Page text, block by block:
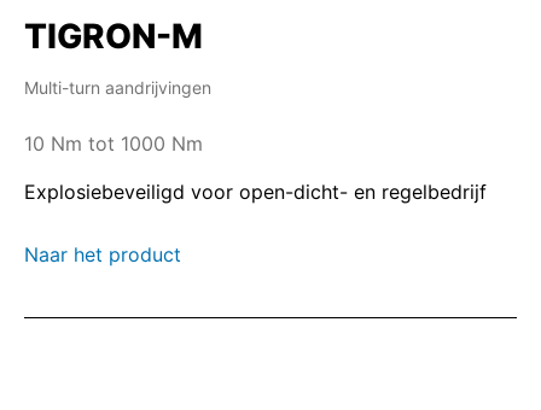
TIGRON-M
Multi-turn aandrijvingen
10 Nm tot 1000 Nm
Explosiebeveiligd voor open-dicht- en regelbedrijf
Naar het product